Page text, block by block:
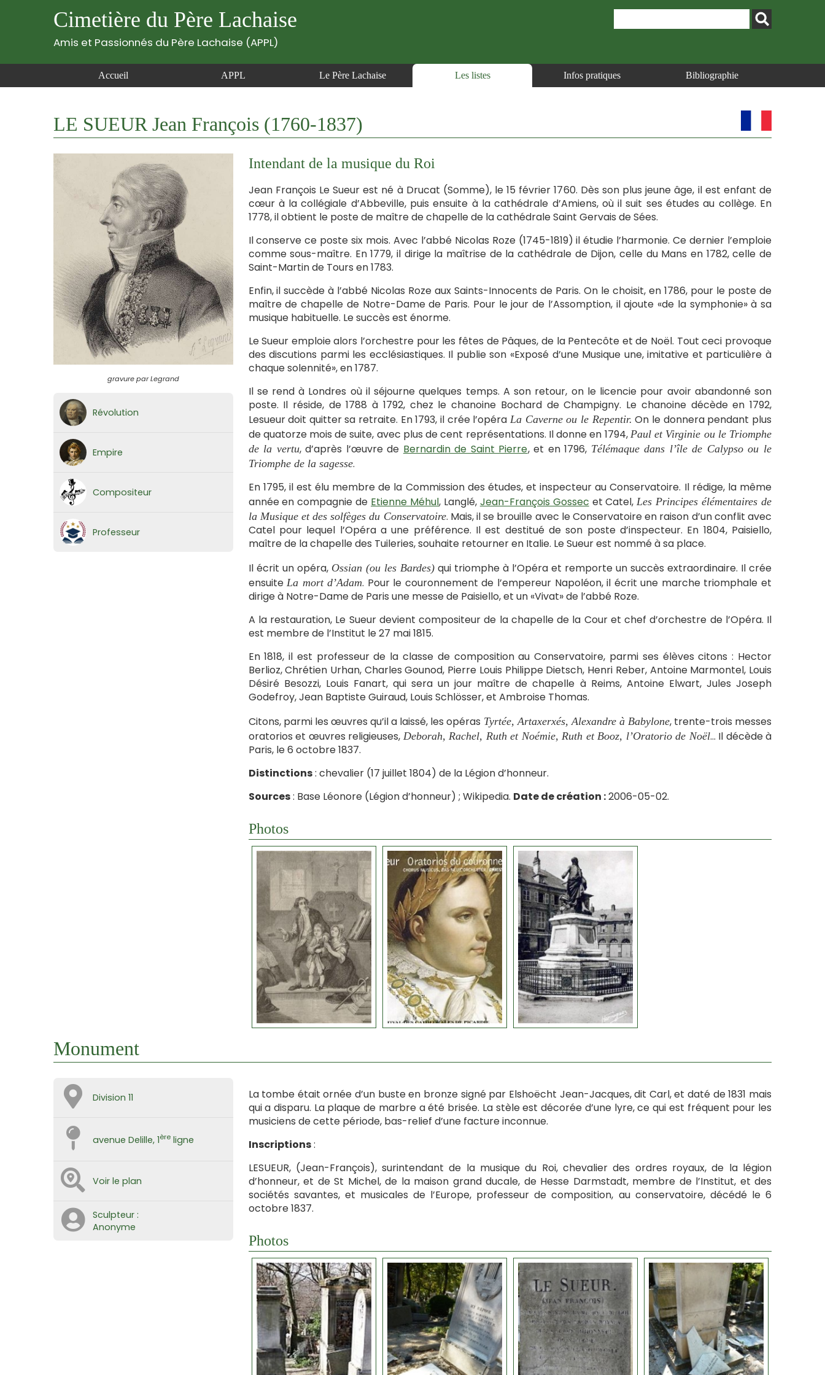
Cimetière du Père Lachaise
Amis et Passionnés du Père Lachaise (APPL)
Accueil APPL Le Père Lachaise Les listes Infos pratiques Bibliographie
LE SUEUR Jean François (1760-1837)
gravure par Legrand
Révolution
Empire
Compositeur
Professeur
Intendant de la musique du Roi
Jean François Le Sueur est né à Drucat (Somme), le 15 février 1760. Dès son plus jeune âge, il est enfant de
cœur à la collégiale d’Abbeville, puis ensuite à la cathédrale d’Amiens, où il suit ses études au collège. En
1778, il obtient le poste de maître de chapelle de la cathédrale Saint Gervais de Sées.
Il conserve ce poste six mois. Avec l’abbé Nicolas Roze (1745-1819) il étudie l’harmonie. Ce dernier l’emploie
comme sous-maître. En 1779, il dirige la maîtrise de la cathédrale de Dijon, celle du Mans en 1782, celle de
Saint-Martin de Tours en 1783.
Enfin, il succède à l’abbé Nicolas Roze aux Saints-Innocents de Paris. On le choisit, en 1786, pour le poste de
maître de chapelle de Notre-Dame de Paris. Pour le jour de l’Assomption, il ajoute «de la symphonie» à sa
musique habituelle. Le succès est énorme.
Le Sueur emploie alors l’orchestre pour les fêtes de Pâques, de la Pentecôte et de Noël. Tout ceci provoque
des discutions parmi les ecclésiastiques. Il publie son «Exposé d’une Musique une, imitative et particulière à
chaque solennité», en 1787.
Il se rend à Londres où il séjourne quelques temps. A son retour, on le licencie pour avoir abandonné son
poste. Il réside, de 1788 à 1792, chez le chanoine Bochard de Champigny. Le chanoine décède en 1792,
Lesueur doit quitter sa retraite. En 1793, il crée l’opéraLa Caverne ou le Repentir. On le donnera pendant plus
de quatorze mois de suite, avec plus de cent représentations. Il donne en 1794, Paul et Virginie ou le Triomphe
de la vertu, d’après l’œuvre de Bernardin de Saint Pierre, et en 1796, Télémaque dans l’île de Calypso ou le
Triomphe de la sagesse.
En 1795, il est élu membre de la Commission des études, et inspecteur au Conservatoire. Il rédige, la même
année en compagnie de Etienne Méhul, Langlé, Jean-François Gossec et Catel,Les Principes élémentaires de
la Musique et des solfèges du Conservatoire. Mais, il se brouille avec le Conservatoire en raison d’un conflit avec
Catel pour lequel l’Opéra a une préférence. Il est destitué de son poste d’inspecteur. En 1804, Paisiello,
maître de la chapelle des Tuileries, souhaite retourner en Italie. Le Sueur est nommé à sa place.
Il écrit un opéra, Ossian (ou les Bardes)qui triomphe à l’Opéra et remporte un succès extraordinaire. Il crée
ensuiteLa mort d’Adam. Pour le couronnement de l’empereur Napoléon, il écrit une marche triomphale et
dirige à Notre-Dame de Paris une messe de Paisiello, et un «Vivat» de l’abbé Roze.
A la restauration, Le Sueur devient compositeur de la chapelle de la Cour et chef d’orchestre de l’Opéra. Il
est membre de l’Institut le 27 mai 1815.
En 1818, il est professeur de la classe de composition au Conservatoire, parmi ses élèves citons : Hector
Berlioz, Chrétien Urhan, Charles Gounod, Pierre Louis Philippe Dietsch, Henri Reber, Antoine Marmontel, Louis
Désiré Besozzi, Louis Fanart, qui sera un jour maître de chapelle à Reims, Antoine Elwart, Jules Joseph
Godefroy, Jean Baptiste Guiraud, Louis Schlösser, et Ambroise Thomas.
Citons, parmi les œuvres qu’il a laissé, les opéras Tyrtée, Artaxerxés, Alexandre à Babylone, trente-trois messes
oratorios et œuvres religieuses, Deborah, Rachel, Ruth et Noémie, Ruth et Booz, l’Oratorio de Noël… Il décède à
Paris, le 6 octobre 1837.
Distinctions: chevalier (17 juillet 1804) de la Légion d’honneur.
Sources: Base Léonore (Légion d’honneur) ; Wikipedia. Date de création :2006-05-02.
Photos
Monument
Division 11
avenue Delille, 1ère ligne
Voir le plan
Sculpteur :
Anonyme
La tombe était ornée d’un buste en bronze signé par Elshoëcht Jean-Jacques, dit Carl, et daté de 1831 mais
qui a disparu. La plaque de marbre a été brisée. La stèle est décorée d’une lyre, ce qui est fréquent pour les
musiciens de cette période, bas-relief d’une facture inconnue.
Inscriptions:
LESUEUR, (Jean-François), surintendant de la musique du Roi, chevalier des ordres royaux, de la légion
d’honneur, et de St Michel, de la maison grand ducale, de Hesse Darmstadt, membre de l’Institut, et des
sociétés savantes, et musicales de l’Europe, professeur de composition, au conservatoire, décédé le 6
octobre 1837.
Photos